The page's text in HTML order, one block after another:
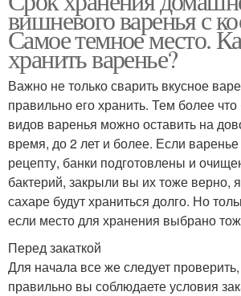
вишневого варенья с
Самое темное место.
хранить варенье?
Важно не только сварить вкусное
правильно его хранить. Тем более
видов варенья можно оставить на
время, до 2 лет и более. Если
рецепту, банки подготовлены и
бактерий, закрыли вы их тоже верно,
сахаре будут храниться долго. Но
если место для хранения выбрано
Перед закаткой
Для начала все же следует
правильно вы соблюдаете условия